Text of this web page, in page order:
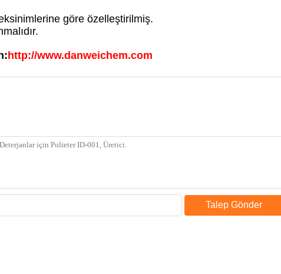
göre özelleştirilmiş.
http://www.danweichem.com
Talep Gönder